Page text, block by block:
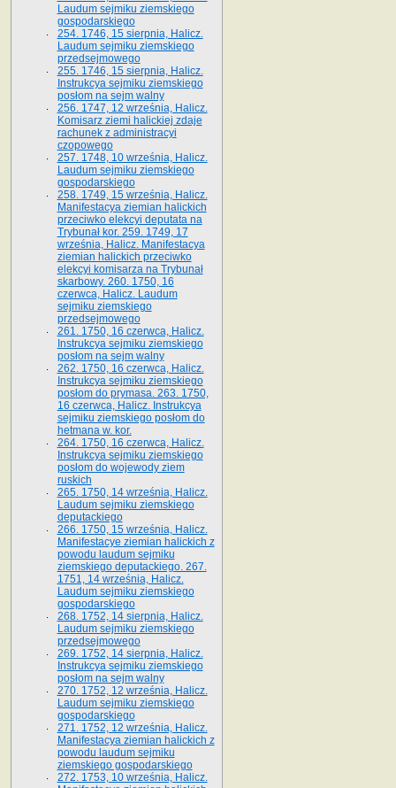
Laudum sejmiku ziemskiego
gospodarskiego
254. 1746, 15 sierpnia, Halicz.
Laudum sejmiku ziemskiego
przedsejmowego
255. 1746, 15 sierpnia, Halicz.
Instrukcya sejmiku ziemskiego
posłom na sejm walny
256. 1747, 12 września, Halicz.
Komisarz ziemi halickiej zdaje
rachunek z administracyi
czopowego
257. 1748, 10 września, Halicz.
Laudum sejmiku ziemskiego
gospodarskiego
258. 1749, 15 września, Halicz.
Manifestacya ziemian halickich
przeciwko elekcyi deputata na
Trybunał kor. 259. 1749, 17
września, Halicz. Manifestacya
ziemian halickich przeciwko
elekcyi komisarza na Trybunał
skarbowy. 260. 1750, 16
czerwca, Halicz. Laudum
sejmiku ziemskiego
przedsejmowego
261. 1750, 16 czerwca, Halicz.
Instrukcya sejmiku ziemskiego
posłom na sejm walny
262. 1750, 16 czerwca, Halicz.
Instrukcya sejmiku ziemskiego
posłom do prymasa. 263. 1750,
16 czerwca, Halicz. Instrukcya
sejmiku ziemskiego posłom do
hetmana w. kor.
264. 1750, 16 czerwca, Halicz.
Instrukcya sejmiku ziemskiego
posłom do wojewody ziem
ruskich
265. 1750, 14 września, Halicz.
Laudum sejmiku ziemskiego
deputackiego
266. 1750, 15 września, Halicz.
Manifestacye ziemian halickich z
powodu laudum sejmiku
ziemskiego deputackiego. 267.
1751, 14 września, Halicz.
Laudum sejmiku ziemskiego
gospodarskiego
268. 1752, 14 sierpnia, Halicz.
Laudum sejmiku ziemskiego
przedsejmowego
269. 1752, 14 sierpnia, Halicz.
Instrukcya sejmiku ziemskiego
posłom na sejm walny
270. 1752, 12 września, Halicz.
Laudum sejmiku ziemskiego
gospodarskiego
271. 1752, 12 września, Halicz.
Manifestacya ziemian halickich z
powodu laudum sejmiku
ziemskiego gospodarskiego
272. 1753, 10 września, Halicz.